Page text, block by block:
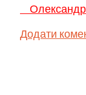
Додати